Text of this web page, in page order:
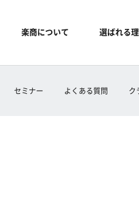
楽商について 選ばれる
セミナー よくある質問 ク